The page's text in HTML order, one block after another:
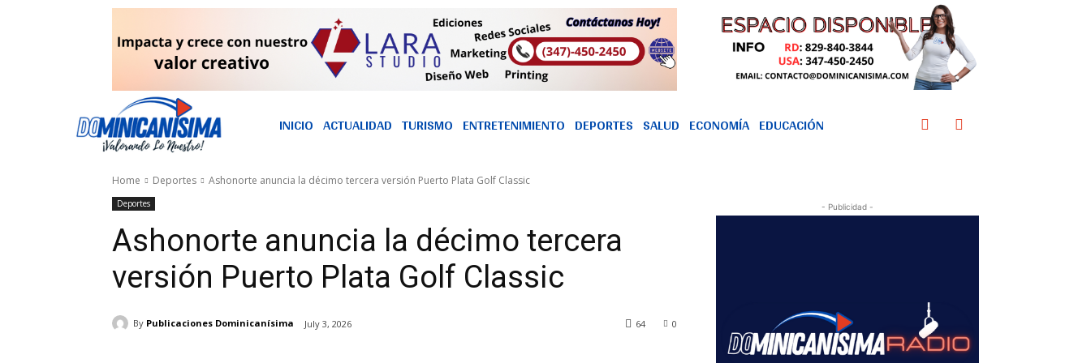
INICIO ACTUALIDAD TURISMO ENTRETENIMIENTO DEPORTES SALUD ECONOMÍA EDUCACIÓN
Home Deportes Ashonorte anuncia la décimo tercera versión Puerto Plata Golf Classic
Deportes
Ashonorte anuncia la décimo tercera
versión Puerto Plata Golf Classic
By Publicaciones Dominicanísima July 3, 2026 0
64
- Publicidad -